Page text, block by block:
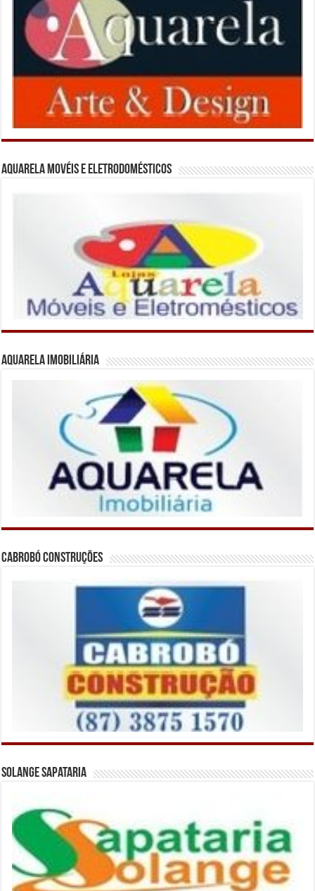
Aquarela Movéis e Eletrodomésticos
Aquarela Imobiliária
Cabrobó Construções
Solange Sapataria